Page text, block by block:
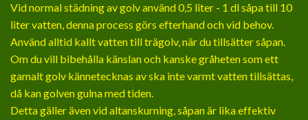
Vid normal städning av golv använd 0,5 liter - 1 dl såpa till 10
liter vatten, denna process görs efterhand och vid behov.
Använd alltid kallt vatten till trägolv, när du tillsätter såpan.
Om du vill bibehålla känslan och kanske gråheten som ett
gamalt golv kännetecknas av ska inte varmt vatten tillsättas,
då kan golven gulna med tiden.
Detta gäller även vid altanskurning, såpan är lika effektiv